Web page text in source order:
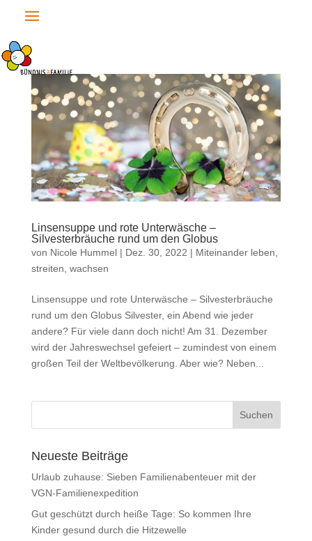
Linsensuppe und rote Unterwäsche –
Silvesterbräuche rund um den Globus
von Nicole Hummel| Dez. 30, 2022 | Miteinander leben,
streiten, wachsen
Linsensuppe und rote Unterwäsche – Silvesterbräuche
rund um den Globus Silvester, ein Abend wie jeder
andere? Für viele dann doch nicht! Am 31. Dezember
wird der Jahreswechsel gefeiert – zumindest von einem
großen Teil der Weltbevölkerung. Aber wie? Neben...
Neueste Beiträge
Urlaub zuhause: Sieben Familienabenteuer mit der
VGN-Familienexpedition
Gut geschützt durch heiße Tage: So kommen Ihre
Kinder gesund durch die Hitzewelle